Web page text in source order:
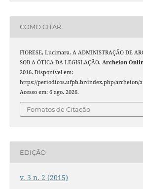
COMO CITAR
FIORESE, Lucimara. A ADMINISTRAÇÃO DE
SOB A ÓTICA DA LEGISLAÇÃO. Archeion
2016. Disponível em:
https://periodicos.ufpb.br/index.php/archeion/
Acesso em: 6 ago. 2026.
Fomatos de Citação
EDIÇÃO
v. 3 n. 2 (2015)